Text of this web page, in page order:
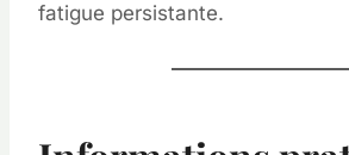
fatigue persistante.